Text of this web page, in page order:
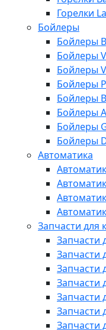
Горелки
Бойлеры
Бойлеры
Бойлеры
Бойлеры
Бойлеры
Бойлеры
Бойлеры
Бойлеры
Бойлеры
Автоматика
Запчасти для
Запчасти
Запчасти
Запчасти
Запчасти
Запчасти
Запчасти
Запчасти